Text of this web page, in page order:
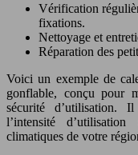
Vérification
fixations.
Nettoyage et
Réparation des
Voici un exemple de
gonflable, conçu pour
sécurité d’utilisation.
l’intensité
climatiques de votre